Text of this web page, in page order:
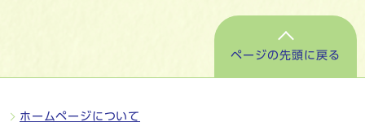
ページの先頭に戻る
ホームページについて